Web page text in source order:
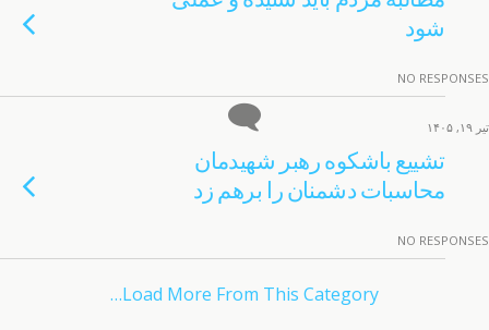
شود
NO RESPONSES
تیر ۱۹, ۱۴۰۵
تشییع باشکوه رهبر شهیدمان
محاسبات دشمنان را برهم زد
NO RESPONSES
Load More From This Category…